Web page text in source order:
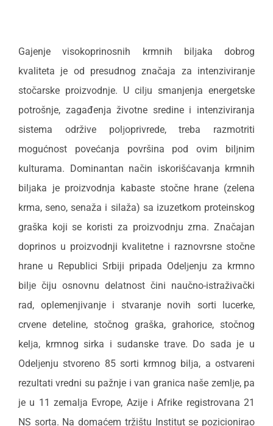
Gajenje visokoprinosnih krmnih bilјaka dobrog
kvaliteta je od presudnog značaja za intenziviranje
stočarske proizvodnje. U cilјu smanjenja energetske
potrošnje, zagađenja životne sredine i intenziviranja
sistema održive polјoprivrede, treba razmotriti
mogućnost povećanja površina pod ovim bilјnim
kulturama. Dominantan način iskorišćavanja krmnih
bilјaka je proizvodnja kabaste stočne hrane (zelena
krma, seno, senaža i silaža) sa izuzetkom proteinskog
graška koji se koristi za proizvodnju zrna. Značajan
doprinos u proizvodnji kvalitetne i raznovrsne stočne
hrane u Republici Srbiji pripada Odelјenju za krmno
bilјe čiju osnovnu delatnost čini naučno-istraživački
rad, oplemenjivanje i stvaranje novih sorti lucerke,
crvene deteline, stočnog graška, grahorice, stočnog
kelјa, krmnog sirka i sudanske trave. Do sada je u
Odelјenju stvoreno 85 sorti krmnog bilјa, a ostvareni
rezultati vredni su pažnje i van granica naše zemlјe, pa
je u 11 zemalјa Evrope, Azije i Afrike registrovana 21
NS sorta. Na domaćem tržištu Institut se pozicionirao